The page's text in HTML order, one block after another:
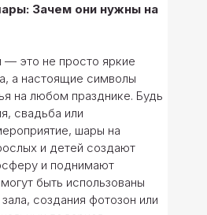
Зачем они нужны на
это не просто яркие
а настоящие символы
на любом празднике. Будь
свадьба или
шары на
и детей создают
и поднимают
быть использованы
создания фотозон или